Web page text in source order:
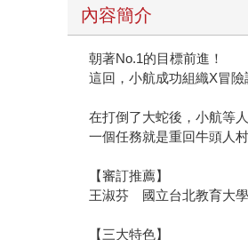
內容簡介
朝著No.1的目標前進！
這回，小航成功組織X冒險
在打倒了大蛇後，小航等
一個任務就是重回牛頭人
【審訂推薦】
王淑芬 國立台北教育大
【三大特色】